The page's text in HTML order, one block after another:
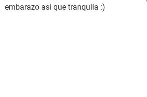
embarazo asi que tranquila :)